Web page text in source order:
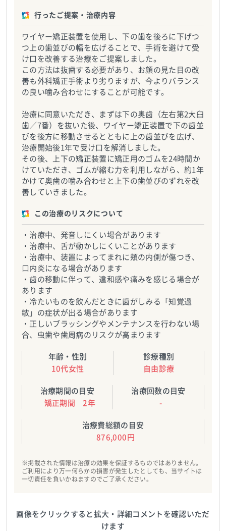
行ったご提案・治療内容
ワイヤー矯正装置を使用し、下の歯を後ろに下げつ
つ上の歯並びの幅を広げることで、手術を避けて受
け口を改善する治療をご提案しました。
この方法は抜歯する必要があり、お顔の見た目の改
善も外科矯正手術より劣りますが、今よりバランス
の良い噛み合わせにすることが可能です。
治療に同意いただき、まずは下の奥歯（左右第2大臼
歯／7番）を抜いた後、ワイヤー矯正装置で下の歯並
びを後方に移動させるとともに上の歯並びを広げ、
治療開始後1年で受け口を解消しました。
その後、上下の矯正装置に矯正用のゴムを24時間か
けていただき、ゴムが縮む力を利用しながら、約1年
かけて奥歯の噛み合わせと上下の歯並びのずれを改
善していきました。
この治療のリスクについて
・治療中、発音しにくい場合があります
・治療中、舌が動かしにくいことがあります
・治療中、装置によってまれに頬の内側が傷つき、
口内炎になる場合があります
・歯の移動に伴って、違和感や痛みを感じる場合が
あります
・冷たいものを飲んだときに歯がしみる「知覚過
敏」の症状が出る場合があります
・正しいブラッシングやメンテナンスを行わない場
合、虫歯や歯周病のリスクが高まります
年齢・性別
10代女性
診療種別
自由診療
治療期間の目安
矯正期間 2年
治療回数の目安
-
治療費総額の目安
876,000円
※掲載された情報は治療の効果を保証するものではありません。
ご利用により万一何らかの損害が発生したとしても、当サイトは
一切責任を負いかねますのでご了承ください。
画像をクリックすると拡大・詳細コメントを確認いただ
けます